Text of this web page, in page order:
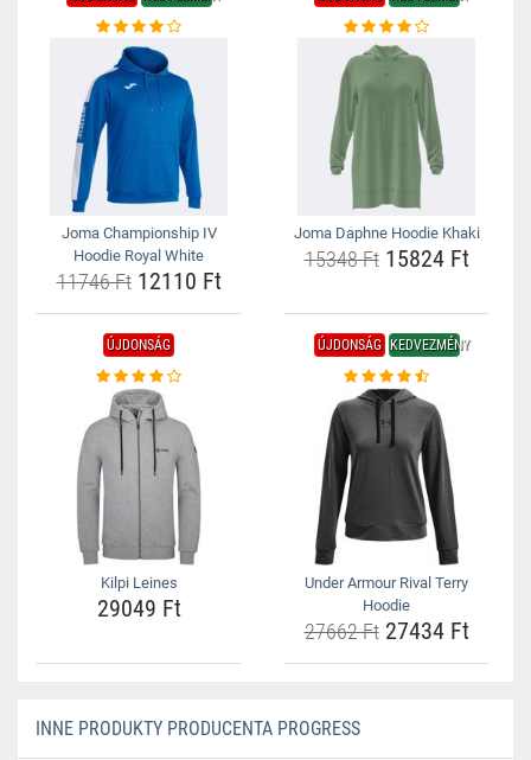
Joma Championship IV
Hoodie Royal White
11746 Ft12110 Ft
Joma Daphne Hoodie Khaki
15348 Ft15824 Ft
ÚJDONSÁG
Kilpi Leines
29049 Ft
ÚJDONSÁG KEDVEZMÉNY
Under Armour Rival Terry
Hoodie
27662 Ft27434 Ft
INNE PRODUKTY PRODUCENTA PROGRESS